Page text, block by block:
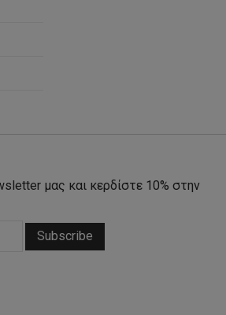
μας και κερδίστε 10% στην